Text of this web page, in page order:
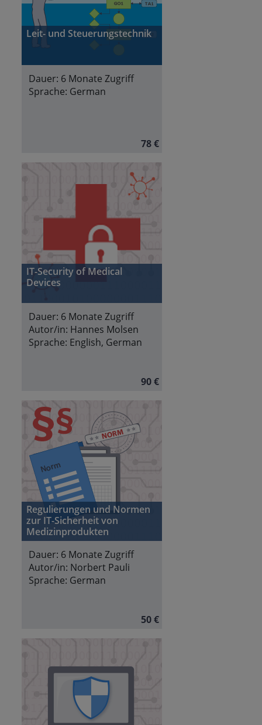
Leit- und Steuerungstechnik
Dauer: 6 Monate Zugriff
Sprache: German
78 €
IT-Security of Medical
Devices
Dauer: 6 Monate Zugriff
Autor/in: Hannes Molsen
Sprache: English, German
90 €
Regulierungen und Normen
zur IT-Sicherheit von
Medizinprodukten
Dauer: 6 Monate Zugriff
Autor/in: Norbert Pauli
Sprache: German
50 €